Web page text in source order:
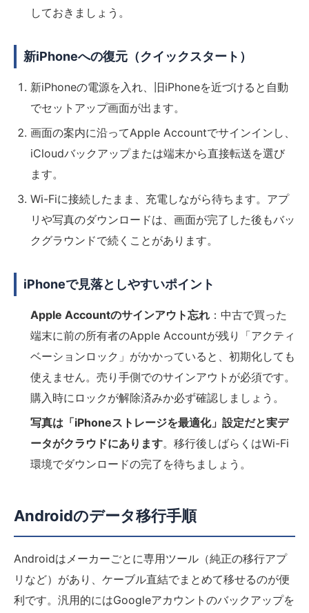
しておきましょう。
新iPhoneへの復元（クイックスタート）
新iPhoneの電源を入れ、旧iPhoneを近づけると自動
でセットアップ画面が出ます。
画面の案内に沿ってApple Accountでサインインし、
iCloudバックアップまたは端末から直接転送を選び
ます。
Wi-Fiに接続したまま、充電しながら待ちます。アプ
リや写真のダウンロードは、画面が完了した後もバッ
クグラウンドで続くことがあります。
iPhoneで見落としやすいポイント
Apple Accountのサインアウト忘れ ：中古で買った
端末に前の所有者のApple Accountが残り「アクティ
ベーションロック」がかかっていると、初期化しても
使えません。売り手側でのサインアウトが必須です。
購入時にロックが解除済みか必ず確認しましょう。
写真は「iPhoneストレージを最適化」設定だと実デ
ータがクラウドにあります。移行後しばらくはWi-Fi
環境でダウンロードの完了を待ちましょう。
Androidのデータ移行手順
Androidはメーカーごとに専用ツール（純正の移行アプ
リなど）があり、ケーブル直結でまとめて移せるのが便
利です。汎用的にはGoogleアカウントのバックアップを